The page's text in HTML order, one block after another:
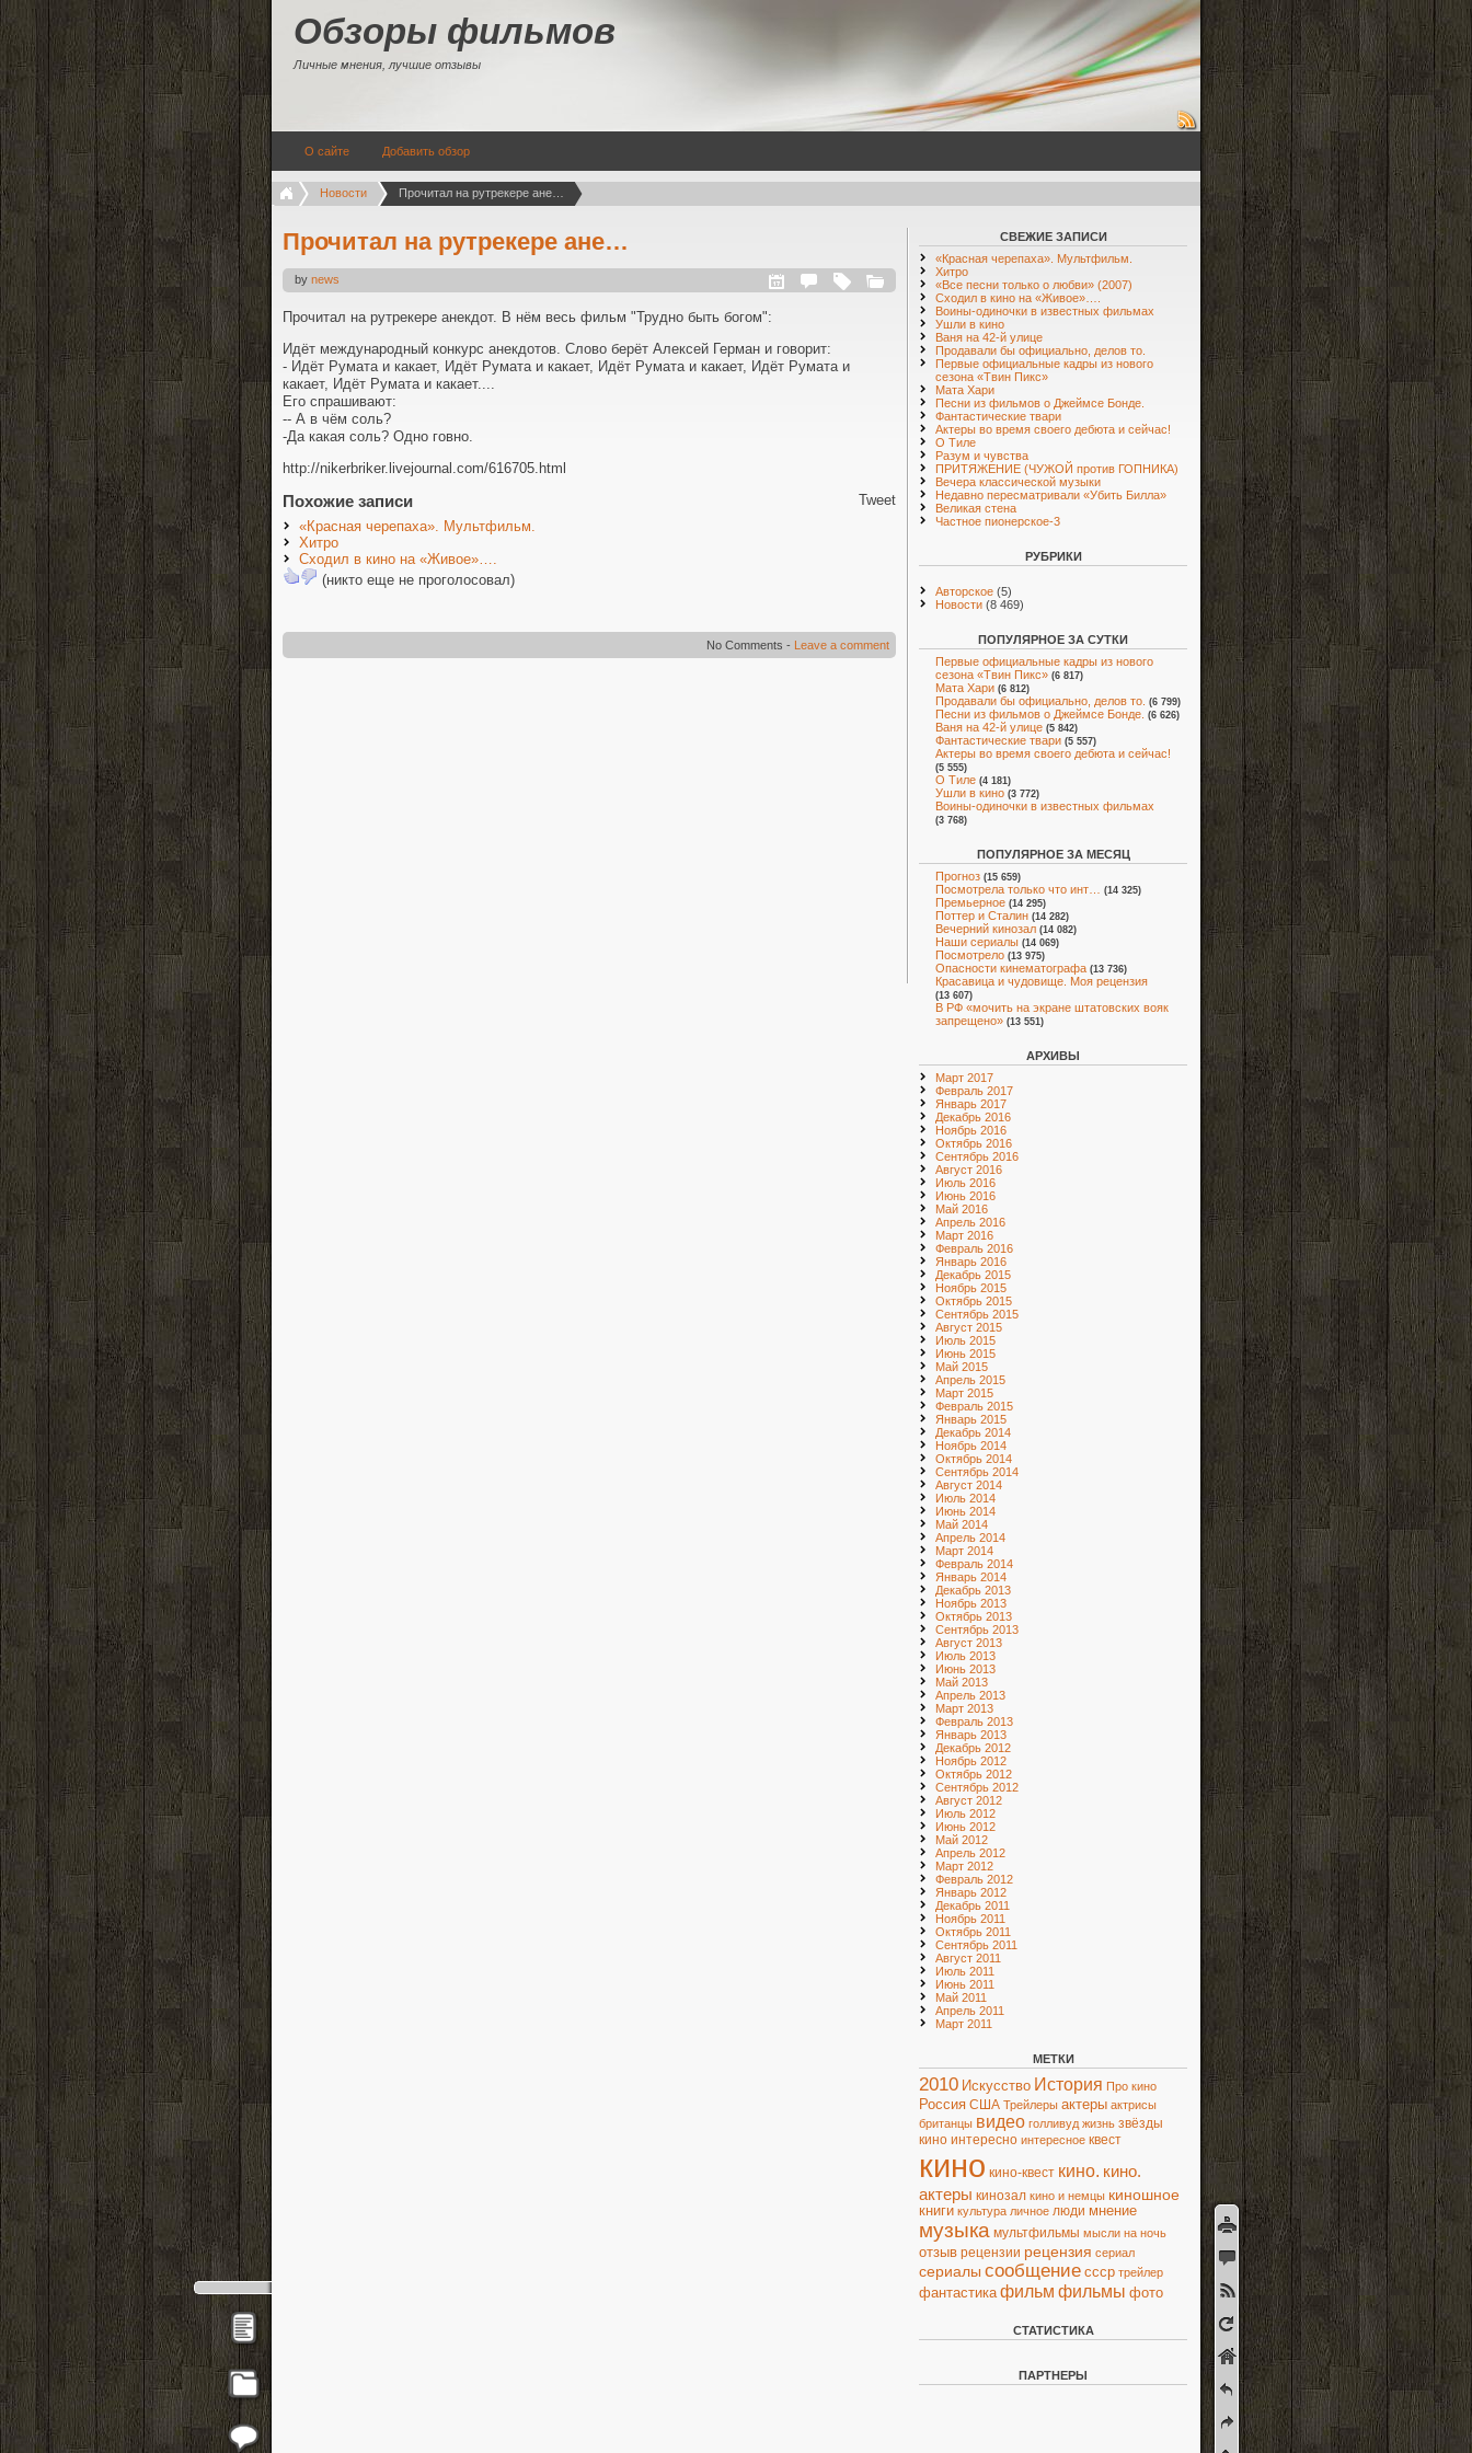
Обзоры фильмов
Личные мнения, лучшие отзывы
О сайте Добавить обзор
Новости Прочитал на рутрекере ане…
Прочитал на рутрекере ане…
by news
Прочитал на рутрекере анекдот. В нём весь фильм "Трудно быть богом":
Идёт международный конкурс анекдотов. Слово берёт Алексей Герман и говорит:
- Идёт Румата и какает, Идёт Румата и какает, Идёт Румата и какает, Идёт Румата и
какает, Идёт Румата и какает....
Его спрашивают:
-- А в чём соль?
-Да какая соль? Одно говно.
http://nikerbriker.livejournal.com/616705.html
Tweet
Похожие записи
«Красная черепаха». Мультфильм.
Хитро
Сходил в кино на «Живое»….
(никто еще не проголосовал)
No Comments - Leave a comment
СВЕЖИЕ ЗАПИСИ
«Красная черепаха». Мультфильм.
Хитро
«Все песни только о любви» (2007)
Сходил в кино на «Живое»….
Воины-одиночки в известных фильмах
Ушли в кино
Ваня на 42-й улице
Продавали бы официально, делов то.
Первые официальные кадры из нового
сезона «Твин Пикс»
Мата Хари
Песни из фильмов о Джеймсе Бонде.
Фантастические твари
Актеры во время своего дебюта и сейчас!
О Тиле
Разум и чувства
ПРИТЯЖЕНИЕ (ЧУЖОЙ против ГОПНИКА)
Вечера классической музыки
Недавно пересматривали «Убить Билла»
Великая стена
Частное пионерское-3
РУБРИКИ
Авторское (5)
Новости (8 469)
ПОПУЛЯРНОЕ ЗА СУТКИ
Первые официальные кадры из нового
сезона «Твин Пикс» (6 817)
Мата Хари (6 812)
Продавали бы официально, делов то. (6 799)
Песни из фильмов о Джеймсе Бонде. (6 626)
Ваня на 42-й улице (5 842)
Фантастические твари (5 557)
Актеры во время своего дебюта и сейчас!
(5 555)
О Тиле (4 181)
Ушли в кино (3 772)
Воины-одиночки в известных фильмах
(3 768)
ПОПУЛЯРНОЕ ЗА МЕСЯЦ
Прогноз (15 659)
Посмотрела только что инт… (14 325)
Премьерное (14 295)
Поттер и Сталин (14 282)
Вечерний кинозал (14 082)
Наши сериалы (14 069)
Посмотрело (13 975)
Опасности кинематографа (13 736)
Красавица и чудовище. Моя рецензия
(13 607)
В РФ «мочить на экране штатовских вояк
запрещено» (13 551)
АРХИВЫ
Март 2017
Февраль 2017
Январь 2017
Декабрь 2016
Ноябрь 2016
Октябрь 2016
Сентябрь 2016
Август 2016
Июль 2016
Июнь 2016
Май 2016
Апрель 2016
Март 2016
Февраль 2016
Январь 2016
Декабрь 2015
Ноябрь 2015
Октябрь 2015
Сентябрь 2015
Август 2015
Июль 2015
Июнь 2015
Май 2015
Апрель 2015
Март 2015
Февраль 2015
Январь 2015
Декабрь 2014
Ноябрь 2014
Октябрь 2014
Сентябрь 2014
Август 2014
Июль 2014
Июнь 2014
Май 2014
Апрель 2014
Март 2014
Февраль 2014
Январь 2014
Декабрь 2013
Ноябрь 2013
Октябрь 2013
Сентябрь 2013
Август 2013
Июль 2013
Июнь 2013
Май 2013
Апрель 2013
Март 2013
Февраль 2013
Январь 2013
Декабрь 2012
Ноябрь 2012
Октябрь 2012
Сентябрь 2012
Август 2012
Июль 2012
Июнь 2012
Май 2012
Апрель 2012
Март 2012
Февраль 2012
Январь 2012
Декабрь 2011
Ноябрь 2011
Октябрь 2011
Сентябрь 2011
Август 2011
Июль 2011
Июнь 2011
Май 2011
Апрель 2011
Март 2011
МЕТКИ
2010 Искусство История Про кино
Россия США Трейлеры актеры актрисы
британцы видео голливуд жизнь звёзды
кино интересно интересное квест
кино кино-квест кино. кино.
актеры кинозал кино и немцы киношное
книги культура личное люди мнение
музыка мультфильмы мысли на ночь
отзыв рецензии рецензия сериал
сериалы сообщение ссср трейлер
фантастика фильм фильмы фото
СТАТИСТИКА
ПАРТНЕРЫ